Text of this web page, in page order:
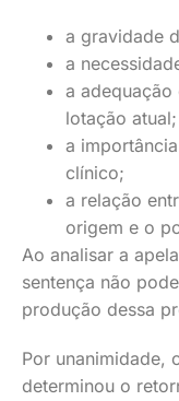
a gravidade
a
a
lotação atual;
a
clínico;
a relação
origem e o
Ao analisar a
sentença não
produção dessa
Por unanimidade,
determinou o